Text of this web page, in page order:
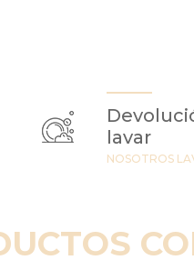
lavar
NOSOTROS